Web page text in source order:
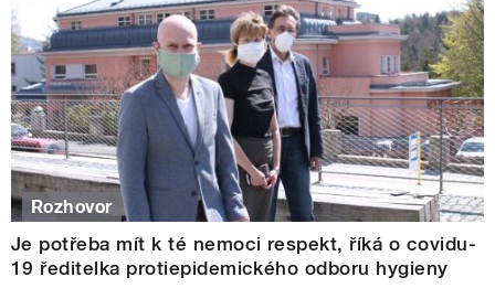
Rozhovor
Je potřeba mít k té nemoci respekt, říká o covidu-
19 ředitelka protiepidemického odboru hygieny